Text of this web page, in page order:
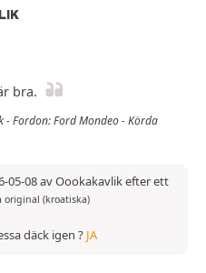
bra.
- Fordon: Ford Mondeo - Körda
05-08 av Oookakavlik efter ett
original (kroatiska)
däck igen ? JA